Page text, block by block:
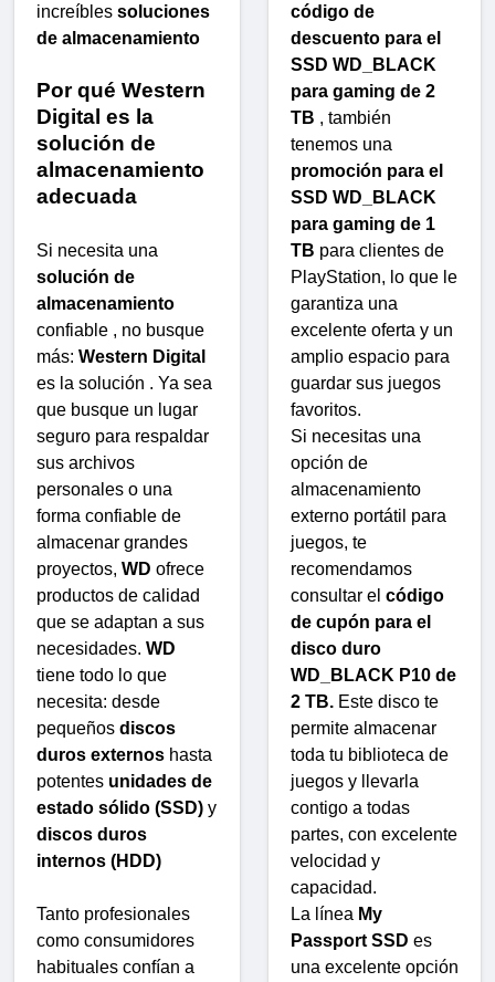
increíbles soluciones
de almacenamiento
Por qué Western
Digital es la
solución de
almacenamiento
adecuada
Si necesita una
solución de
almacenamiento
confiable , no busque
más: Western Digital
es la solución . Ya sea
que busque un lugar
seguro para respaldar
sus archivos
personales o una
forma confiable de
almacenar grandes
proyectos, WD ofrece
productos de calidad
que se adaptan a sus
necesidades. WD
tiene todo lo que
necesita: desde
pequeños discos
duros externos hasta
potentes unidades de
estado sólido (SSD) y
discos duros
internos (HDD)
Tanto profesionales
como consumidores
habituales confían a
código de
descuento para el
SSD WD_BLACK
para gaming de 2
TB , también
tenemos una
promoción para el
SSD WD_BLACK
para gaming de 1
TB para clientes de
PlayStation, lo que le
garantiza una
excelente oferta y un
amplio espacio para
guardar sus juegos
favoritos.
Si necesitas una
opción de
almacenamiento
externo portátil para
juegos, te
recomendamos
consultar el código
de cupón para el
disco duro
WD_BLACK P10 de
2 TB. Este disco te
permite almacenar
toda tu biblioteca de
juegos y llevarla
contigo a todas
partes, con excelente
velocidad y
capacidad.
La línea My
Passport SSD es
una excelente opción